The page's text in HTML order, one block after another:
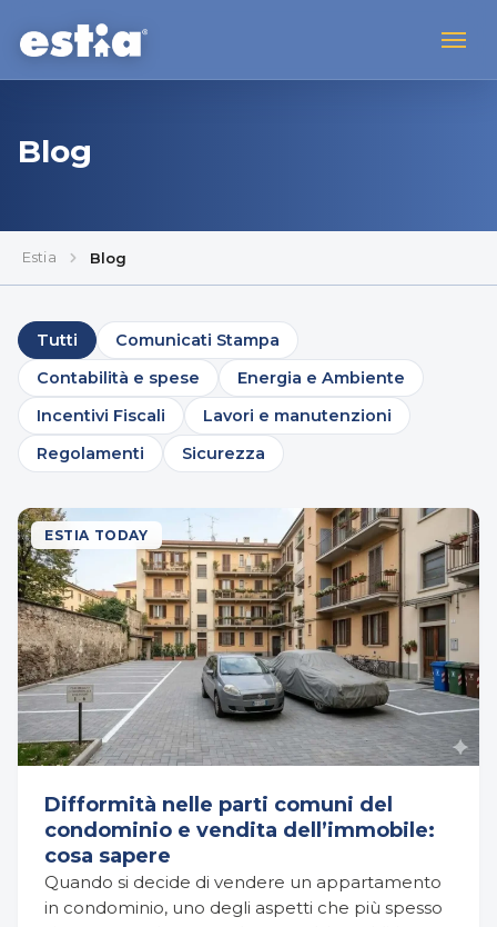
Blog
Estia Blog
Tutti
Comunicati Stampa
Contabilità e spese
Energia e Ambiente
Incentivi Fiscali
Lavori e manutenzioni
Regolamenti
Sicurezza
ESTIA TODAY
Difformità nelle parti comuni del
condominio e vendita dell’immobile:
cosa sapere
Quando si decide di vendere un appartamento
in condominio, uno degli aspetti che più spesso